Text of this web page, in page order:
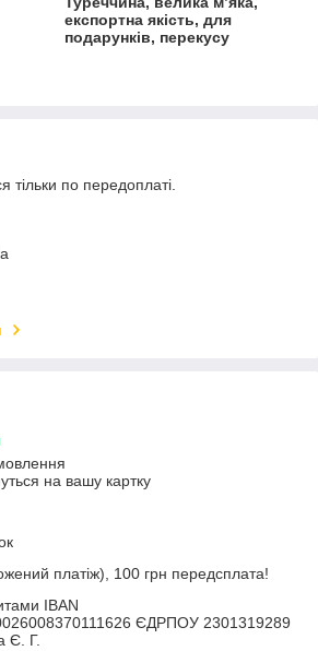
експортна якість, для
подарунків, перекусу
тільки по передоплаті.
на вашу картку
платіж), 100 грн передсплата!
IBAN
ЄДРПОУ 2301319289
Є. Г.